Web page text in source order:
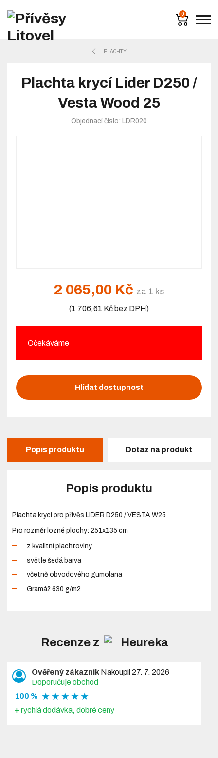
0
PLACHTY
Plachta krycí Lider D250 /
Vesta Wood 25
Objednací číslo: LDR020
2 065,00 Kč za 1 ks
(1 706,61 Kč bez DPH)
Očekáváme
Hlídat dostupnost
Popis produktu Dotaz na produkt
Popis produktu
Plachta krycí pro přívěs LIDER D250 / VESTA W25
Pro rozměr lozné plochy: 251x135 cm
z kvalitní plachtoviny
světle šedá barva
včetně obvodového gumolana
Gramáž 630 g/m2
Recenze z
Ověřený zákazník Nakoupil 27. 7. 2026
Doporučuje obchod
100 % ★ ★ ★ ★ ★
+ rychlá dodávka, dobré ceny